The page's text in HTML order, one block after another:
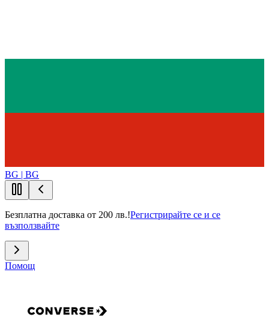
BG | BG
Безплатна доставка от 200 лв.!Регистрирайте се и се
възползвайте
Помощ